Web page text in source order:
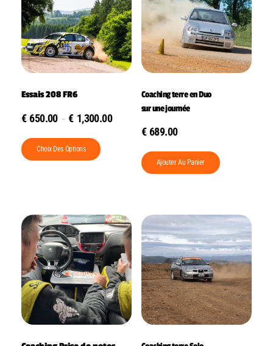
Essais 208 FR6
€ 650.00 – € 1,300.00
Choix Des Options
Coaching terre en Duo
sur une journée
€ 689.00
Ajouter Au Panier